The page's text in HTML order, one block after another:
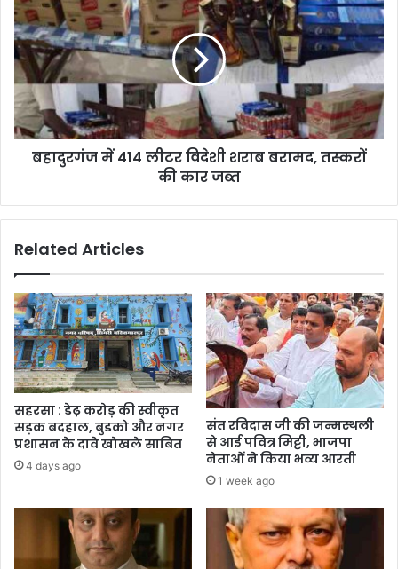
बहादुरगंज में 414 लीटर विदेशी शराब बरामद, तस्करों
की कार जब्त
Related Articles
सहरसा : डेढ़ करोड़ की स्वीकृत
सड़क बदहाल, बुडको और नगर
प्रशासन के दावे खोखले साबित
4 days ago
संत रविदास जी की जन्मस्थली
से आई पवित्र मिट्टी, भाजपा
नेताओं ने किया भव्य आरती
1 week ago